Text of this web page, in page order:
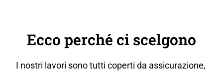
Ecco perché ci scelgono
I nostri lavori sono tutti coperti da assicurazione,